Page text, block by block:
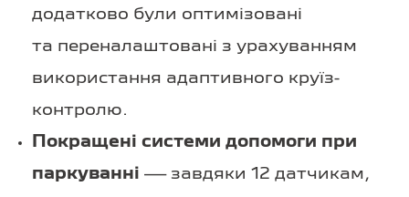
додатково були оптимізовані
та переналаштовані з урахуванням
використання адаптивного круїз-
контролю.
Покращені системи допомоги при
паркуванні — завдяки 12 датчикам,